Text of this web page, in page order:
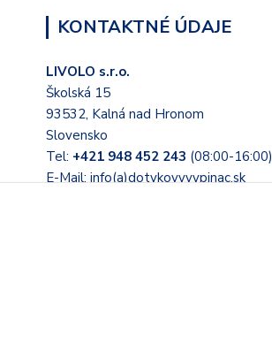
KONTAKTNÉ ÚDAJE
LIVOLO s.r.o.
Školská 15
93532, Kalná nad Hronom
Slovensko
Tel: +421 948 452 243 (08:00-16:00)
E-Mail: info(a)dotykovyvypinac.sk